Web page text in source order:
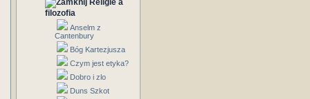
Religie a
filozofia
Anselm z
Cantenbury
Bóg Kartezjusza
Czym jest etyka?
Dobro i zlo
Duns Szkot